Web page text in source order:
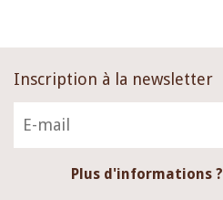
Inscription à la newsletter
Plus d'informations ?